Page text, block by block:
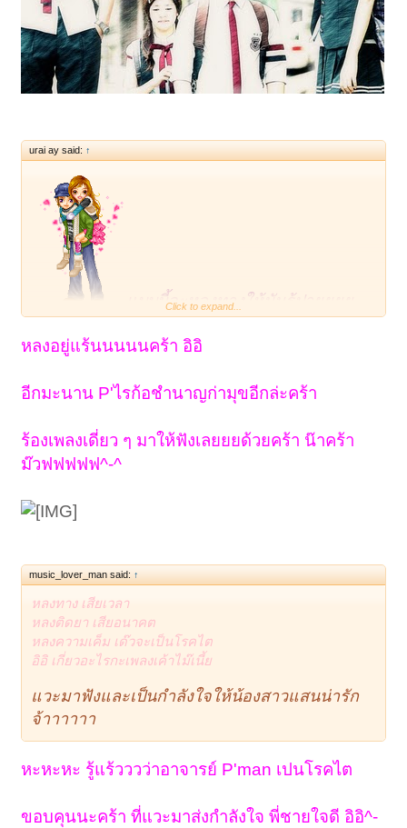
urai ay said: ↑
แบบนี้จะหลงทางให้มันรู้ปายยยย
เดิม
ชักชำนาญเวทีแล้วนะนี่;à¸›à¸£à¸šà¸¡à¸·à¸­
Click to expand...
หลงอยู่แร้นนนนนคร้า อิอิ
อีกมะนาน P'ไรก้อชำนาญก่ามุขอีกล่ะคร้า
ร้องเพลงเดี่ยว ๆ มาให้ฟังเลยยยด้วยคร้า น๊าคร้า
ม๊วฟฟฟฟฟ^-^
music_lover_man said: ↑
หลงทาง เสียเวลา
หลงติดยา เสียอนาคต
หลงความเค็ม เด๊วจะเป็นโรคไต
อิอิ เกี่ยวอะไรกะเพลงเค้าไม๊เนี้ย
แวะมาฟังและเป็นกำลังใจให้น้องสาวแสนน่ารัก
จ้าาาาาา
หะหะหะ รู้แร้วววว่าอาจารย์ P'man เปนโรคไต
ขอบคุนนะคร้า ที่แวะมาส่งกำลังใจ พี่ชายใจดี อิอิ^-